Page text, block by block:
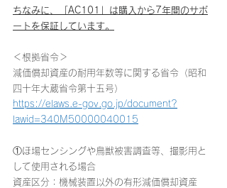
ちなみに、「AC101」は購入から7年間のサポ
ートを保証しています。
＜根拠省令＞
減価償却資産の耐用年数等に関する省令（昭和
四十年大蔵省令第十五号）
https://elaws.e-gov.go.jp/document?
lawid=340M50000040015
①ほ場センシングや鳥獣被害調査等、撮影用と
して使用される場合
資産区分：機械装置以外の有形減価償却資産